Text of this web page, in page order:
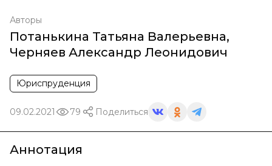
Авторы
Потанькина Татьяна Валерьевна,
Черняев Александр Леонидович
Юриспруденция
09.02.2021 79 Поделиться
Аннотация